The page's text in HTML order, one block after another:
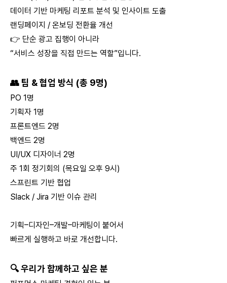
데이터 기반 마케팅 리포트 분석 및 인사이트 도출
랜딩페이지 / 온보딩 전환율 개선
👉 단순 광고 집행이 아니라
“서비스 성장을 직접 만드는 역할”입니다.
👥 팀 & 협업 방식 (총 9명)
PO 1명
기획자 1명
프론트엔드 2명
백엔드 2명
UI/UX 디자이너 2명
주 1회 정기회의 (목요일 오후 9시)
스프린트 기반 협업
Slack / Jira 기반 이슈 관리
기획–디자인–개발–마케팅이 붙어서
빠르게 실행하고 바로 개선합니다.
🔍 우리가 함께하고 싶은 분